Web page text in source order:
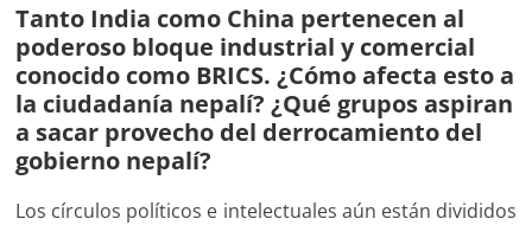
Tanto India como China pertenecen al
poderoso bloque industrial y comercial
conocido como BRICS. ¿Cómo afecta esto a
la ciudadanía nepalí? ¿Qué grupos aspiran
a sacar provecho del derrocamiento del
gobierno nepalí?
Los círculos políticos e intelectuales aún están divididos